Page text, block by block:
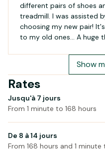
different pairs of shoes
treadmill. I was assisted
choosing my new pair!
to my old ones... A huge
recommend them!
Show
Rates
Jusqu'à 7 jours
From 1 minute to 168 hours
De 8 à 14 jours
From 168 hours and 1